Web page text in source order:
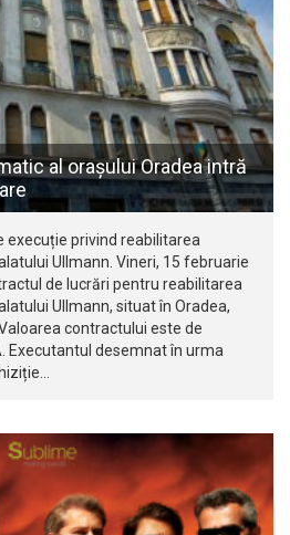
al orașului Oradea intră
execuție privind reabilitarea
Ullmann. Vineri, 15 februarie
de lucrări pentru reabilitarea
Ullmann, situat în Oradea,
contractului este de
Executantul desemnat în urma